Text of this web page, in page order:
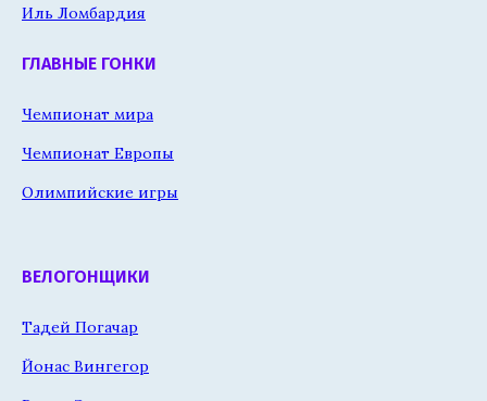
Иль Ломбардия
ГЛАВНЫЕ ГОНКИ
Чемпионат мира
Чемпионат Европы
Олимпийские игры
ВЕЛОГОНЩИКИ
Тадей Погачар
Йонас Вингегор